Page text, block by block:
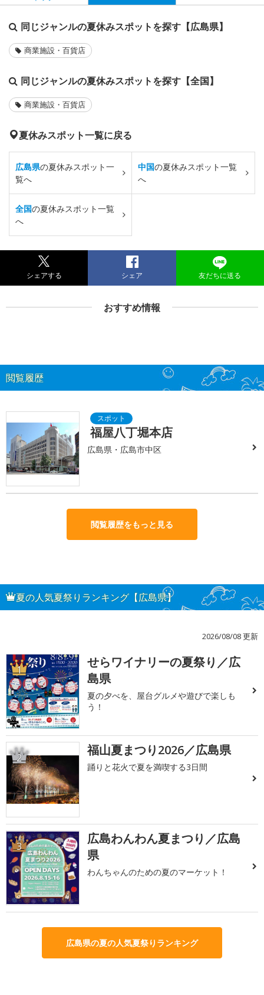
同じジャンルの夏休みスポットを探す【広島県】
商業施設・百貨店
同じジャンルの夏休みスポットを探す【全国】
商業施設・百貨店
夏休みスポット一覧に戻る
広島県の夏休みスポット一
覧へ
中国の夏休みスポット一覧
へ
全国の夏休みスポット一覧
へ
シェアする シェア 友だちに送る
おすすめ情報
閲覧履歴
福屋八丁堀本店
広島県・広島市中区
閲覧履歴をもっと見る
夏の人気夏祭りランキング【広島県】
2026/08/08 更新
1
せらワイナリーの夏祭り／広
島県
夏の夕べを、屋台グルメや遊びで楽しも
う！
2 福山夏まつり2026／広島県
踊りと花火で夏を満喫する3日間
3
広島わんわん夏まつり／広島
県
わんちゃんのための夏のマーケット！
広島県の夏の人気夏祭りランキング